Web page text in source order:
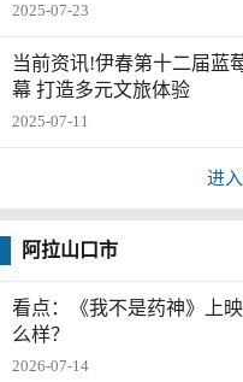
2025-07-23
当前资讯!伊春第十二届蓝
幕 打造多元文旅体验
2025-07-11
进
阿拉山口市
看点：《我不是药神》上
么样？
2026-07-14